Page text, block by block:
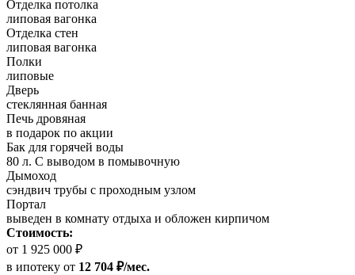
Отделка потолка
липовая вагонка
Отделка стен
липовая вагонка
Полки
липовые
Дверь
стеклянная банная
Печь дровяная
в подарок по акции
Бак для горячей воды
80 л. С выводом в помывочную
Дымоход
сэндвич трубы с проходным узлом
Портал
выведен в комнату отдыха и обложен кирпичом
Стоимость:
от 1 925 000 ₽
в ипотеку от 12 704 ₽/мес.